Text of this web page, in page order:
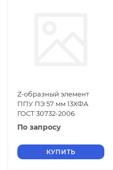
Z-образный элемент
ППУ ПЭ 57 мм 13ХФА
ГОСТ 30732-2006
По запросу
КУПИТЬ